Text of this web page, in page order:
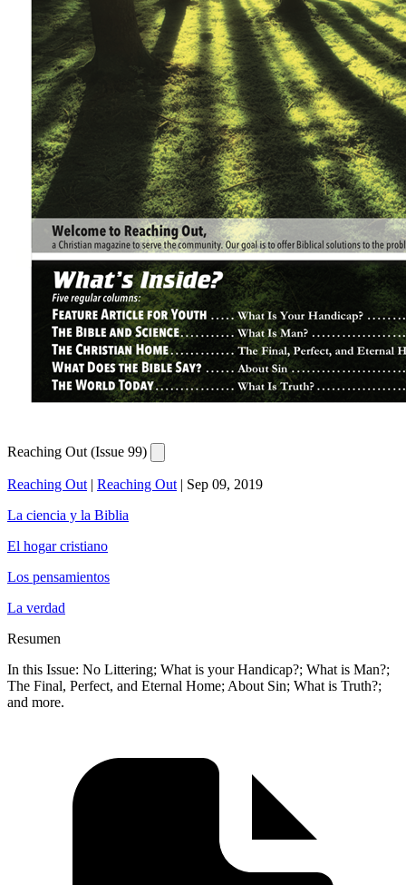
Reaching Out (Issue 99)
Reaching Out | Reaching Out | Sep 09, 2019
La ciencia y la Biblia
El hogar cristiano
Los pensamientos
La verdad
Resumen
In this Issue: No Littering; What is your Handicap?; What is Man?;
The Final, Perfect, and Eternal Home; About Sin; What is Truth?;
and more.